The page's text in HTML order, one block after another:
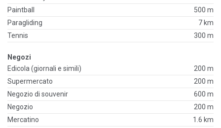
Paintball
500 m
Paragliding
7 km
Tennis
300 m
Negozi
Edicola (giornali e simili)
200 m
Supermercato
200 m
Negozio di souvenir
600 m
Negozio
200 m
Mercatino
1.6 km